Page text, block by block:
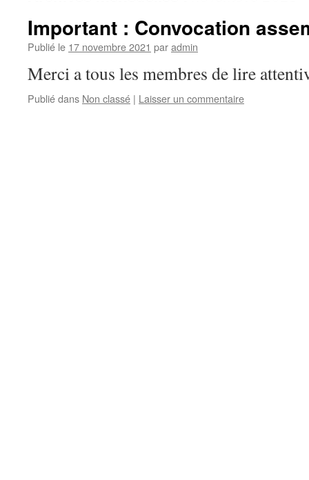
Important : Convocation
Publié le 17 novembre 2021 paradmin
Merci a tous les membres de lire
Publié dans Non classé | Laisser un commentaire